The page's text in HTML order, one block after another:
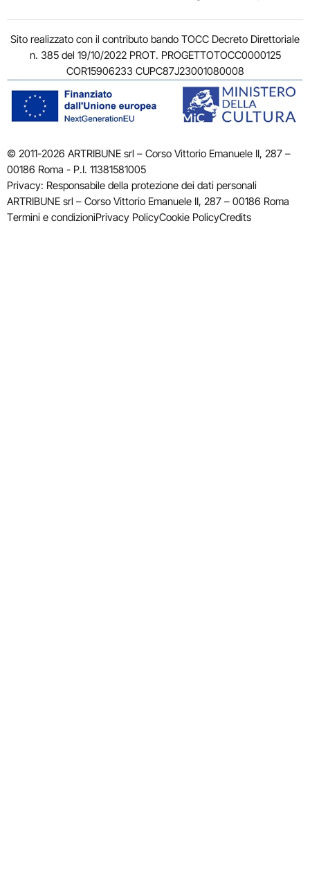
Sito realizzato con il contributo bando TOCC Decreto Direttoriale
n. 385 del 19/10/2022 PROT. PROGETTOTOCC0000125
COR15906233 CUPC87J23001080008
© 2011-2026 ARTRIBUNE srl – Corso Vittorio Emanuele II, 287 –
00186 Roma - P.I. 11381581005
Privacy: Responsabile della protezione dei dati personali
ARTRIBUNE srl – Corso Vittorio Emanuele II, 287 – 00186 Roma
Termini e condizioniPrivacy PolicyCookie PolicyCredits